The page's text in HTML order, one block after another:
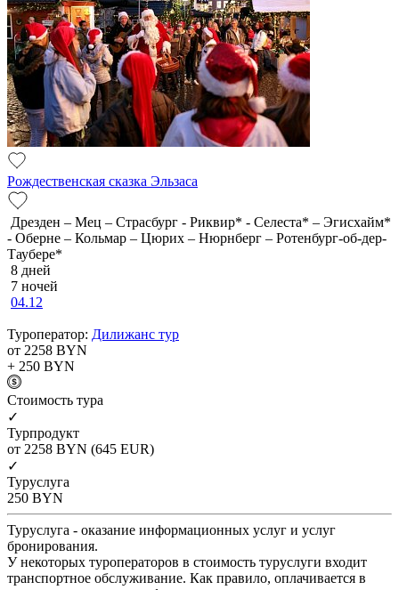
Рождественская сказка Эльзаса
Дрезден – Мец – Страсбург - Риквир* - Селеста* – Эгисхайм*
- Оберне – Кольмар – Цюрих – Нюрнберг – Ротенбург-об-дер-
Таубере*
8 дней
7 ночей
04.12
Туроператор: Дилижанс тур
от 2258 BYN
+ 250 BYN
Cтоимость тура
✓
Турпродукт
от 2258 BYN (645 EUR)
✓
Туруслуга
250 BYN
Туруслуга - оказание информационных услуг и услуг
бронирования.
У некоторых туроператоров в стоимость туруслуги входит
транспортное обслуживание. Как правило, оплачивается в